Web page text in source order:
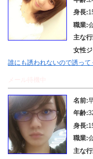
身長:
職業:
主な
女性
誰にも誘われないので誘って
名前:
年齢:
身長:
職業:
主な